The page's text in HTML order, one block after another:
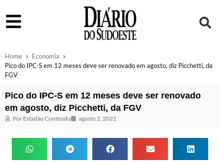
Home
Economia
Pico do IPC-S em 12 meses deve ser renovado em agosto, diz Picchetti, da
FGV
Pico do IPC-S em 12 meses deve ser renovado
em agosto, diz Picchetti, da FGV
Por Estadão Conteúdo agosto 2, 2021